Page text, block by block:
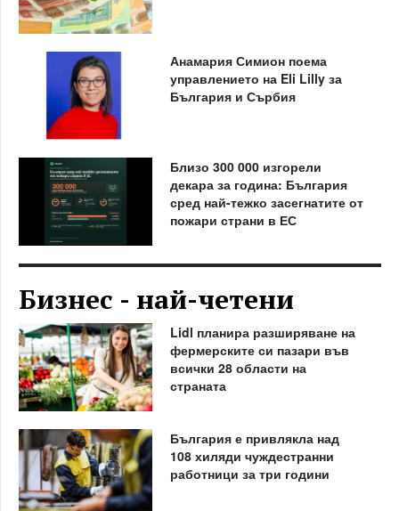
Анамария Симион поема
управлението на Eli Lilly за
България и Сърбия
Близо 300 000 изгорели
декара за година: България
сред най-тежко засегнатите от
пожари страни в ЕС
Бизнес - най-четени
Lidl планира разширяване на
фермерските си пазари във
всички 28 области на
страната
България е привлякла над
108 хиляди чуждестранни
работници за три години